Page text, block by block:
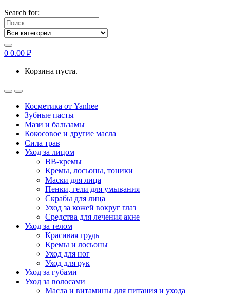
Search for:
0 0.00 ₽
Корзина пуста.
Косметика от Yanhee
Зубные пасты
Мази и бальзамы
Кокосовое и другие масла
Сила трав
Уход за лицом
BB-кремы
Кремы, лосьоны, тоники
Маски для лица
Пенки, гели для умывания
Скрабы для лица
Уход за кожей вокруг глаз
Средства для лечения акне
Уход за телом
Красивая грудь
Кремы и лосьоны
Уход для ног
Уход для рук
Уход за губами
Уход за волосами
Масла и витамины для питания и ухода